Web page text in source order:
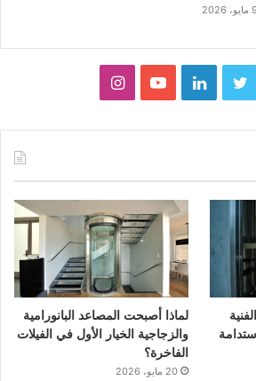
9 مايو، 2026
ت
ر
ك
د
إ
ن
ي
و
ت
ق
ر
ا
م
لماذا أصبحت المصاعد البانورامية
والزجاجية الخيار الأول في الفيلات
الفاخرة؟
20 مايو، 2026